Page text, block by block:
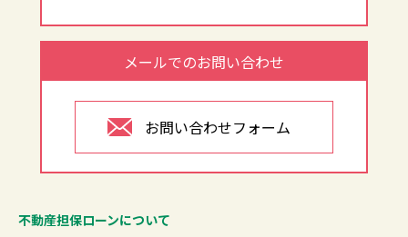
メールでのお問い合わせ
お問い合わせフォーム
不動産担保ローンについて